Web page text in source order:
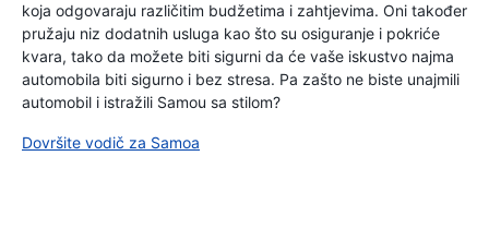
koja odgovaraju različitim budžetima i zahtjevima. Oni također
pružaju niz dodatnih usluga kao što su osiguranje i pokriće
kvara, tako da možete biti sigurni da će vaše iskustvo najma
automobila biti sigurno i bez stresa. Pa zašto ne biste unajmili
automobil i istražili Samou sa stilom?
Dovršite vodič za Samoa